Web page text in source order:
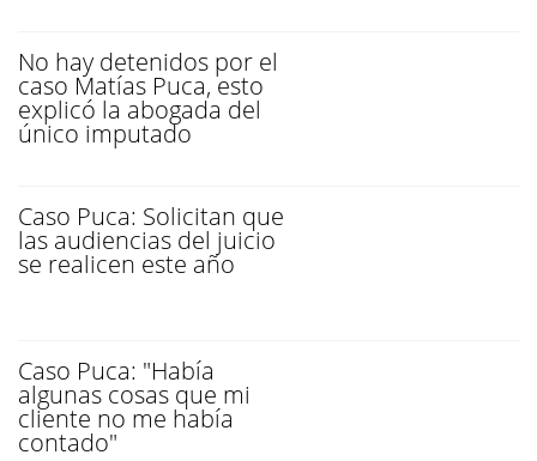
No hay detenidos por el
caso Matías Puca, esto
explicó la abogada del
único imputado
Caso Puca: Solicitan que
las audiencias del juicio
se realicen este año
Caso Puca: "Había
algunas cosas que mi
cliente no me había
contado"